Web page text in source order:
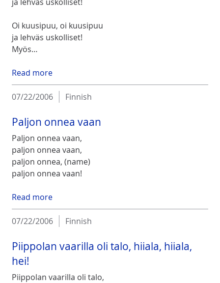
Oi kuusipuu, oi kuusipuu
ja lehväs uskolliset!
Myös…
Read more
07/22/2006 Finnish
Paljon onnea vaan
Paljon onnea vaan,
paljon onnea vaan,
paljon onnea, (name)
paljon onnea vaan!
Read more
07/22/2006 Finnish
Piippolan vaarilla oli talo, hiiala, hiiala,
hei!
Piippolan vaarilla oli talo,